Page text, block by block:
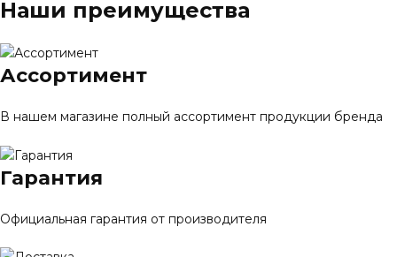
Наши преимущества
Ассортимент
В нашем магазине полный ассортимент продукции бренда
Гарантия
Официальная гарантия от производителя